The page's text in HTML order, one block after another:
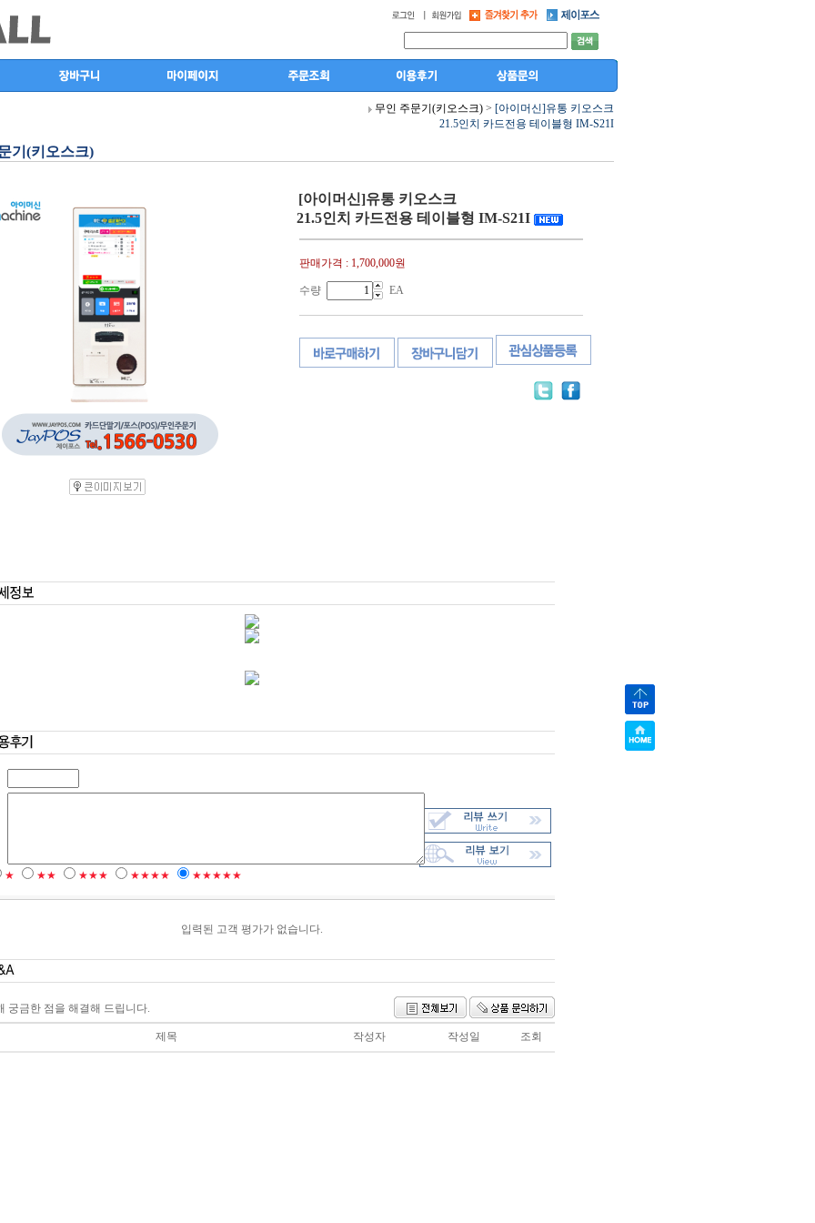
무인 주문기(키오스크) > [아이머신]유통 키오스크
21.5인치 카드전용 테이블형 IM-S21I
기(키오스크)
[아이머신]유통 키오스크
21.5인치 카드전용 테이블형 IM-S21I
판매가격 : 1,700,000원
수량 EA
★ ★★ ★★★ ★★★★ ★★★★★
입력된 고객 평가가 없습니다.
궁금한 점을 해결해 드립니다.
제목 작성자 작성일 조회